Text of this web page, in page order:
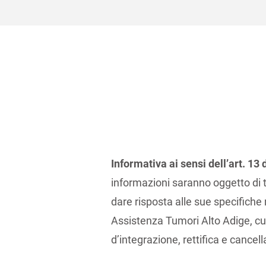
Informativa ai sensi dell’art. 13
informazioni saranno oggetto
dare risposta alle sue
Assistenza Tumori Alto Adige,
d’integrazione, rettifica e